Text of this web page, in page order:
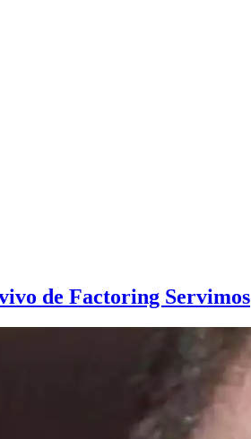
de Factoring Servimos